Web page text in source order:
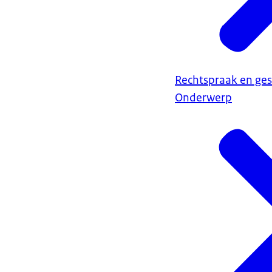
Rechtspraak en
Onderwerp